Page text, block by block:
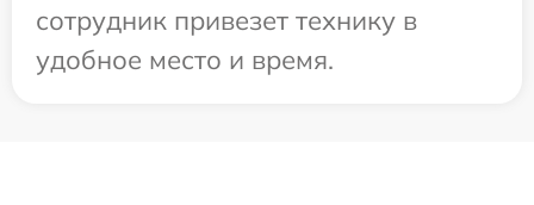
сотрудник привезет технику в
удобное место и время.